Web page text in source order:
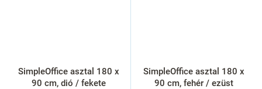
SimpleOffice asztal 180 x
90 cm, dió / fekete
SimpleOffice asztal 180 x
90 cm, fehér / ezüst